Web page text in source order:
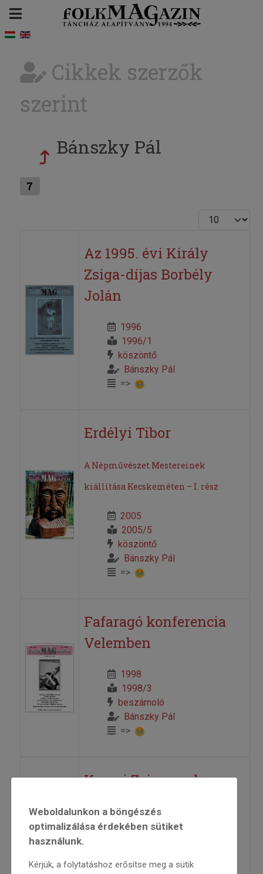
Cikkek szerzők
szerint
Bánszky Pál
7
Tételek #
Az 1995. évi Király
Zsiga-díjas Borbély
Jolán
1996
1996/1
köszöntő
Bánszky Pál
=>
Erdélyi Tibor
A Népművészet Mestereinek
kiállítása Kecskeméten – I. rész
2005
2005/5
köszöntő
Bánszky Pál
=>
Fafaragó konferencia
Velemben
1998
1998/3
beszámoló
Bánszky Pál
=>
Karsai Zsigmond
A Népművészet Mestereinek
2005
Weboldalunkon a böngészés
optimalizálása érdekében sütiket
használunk.
Kérjük, a folytatáshoz erősítse meg a sütik